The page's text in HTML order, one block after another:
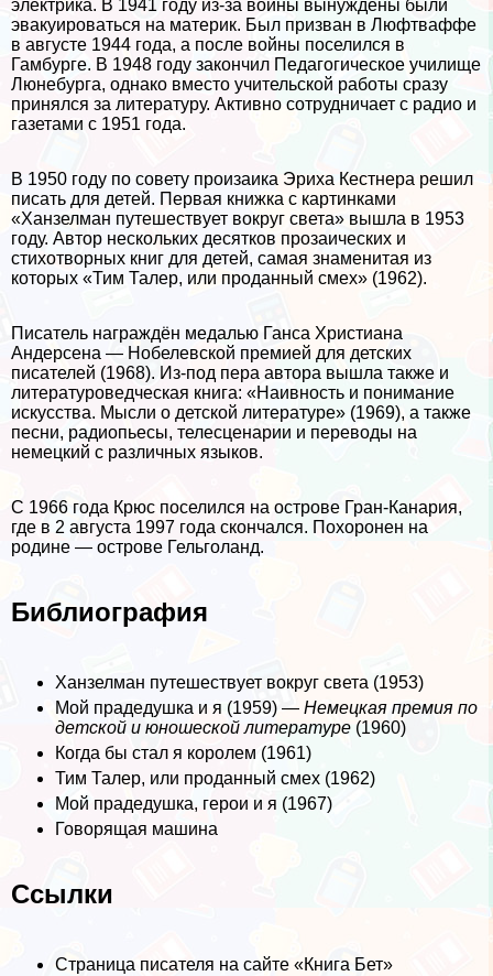
электрика. В 1941 году из-за войны вынуждены были
эвакуироваться на материк. Был призван в Люфтваффе
в августе 1944 года, а после войны поселился в
Гамбурге. В 1948 году закончил Педагогическое училище
Люнебурга, однако вместо учительской работы сразу
принялся за литературу. Активно сотрудничает с радио и
газетами с 1951 года.
В 1950 году по совету произаика Эриха Кестнера решил
писать для детей. Первая книжка с картинками
«Ханзелман путешествует вокруг света» вышла в 1953
году. Автор нескольких десятков прозаических и
стихотворных книг для детей, самая знаменитая из
которых «Тим Талер, или проданный смех» (1962).
Писатель награждён медалью Ганса Христиана
Андерсена — Нобелевской премией для детских
писателей (1968). Из-под пера автора вышла также и
литературоведческая книга: «Наивность и понимание
искусства. Мысли о детской литературе» (1969), а также
песни, радиопьесы, телесценарии и переводы на
немецкий с различных языков.
С 1966 года Крюс поселился на острове Гран-Канария,
где в 2 августа 1997 года скончался. Похоронен на
родине — острове Гельголанд.
Библиография
Ханзелман путешествует вокруг света (1953)
Мой прадедушка и я (1959) — Немецкая премия по
детской и юношеской литературе (1960)
Когда бы стал я королем (1961)
Тим Талер, или проданный смех (1962)
Мой прадедушка, герои и я (1967)
Говорящая машина
Ссылки
Страница писателя на сайте «Книга Бет»